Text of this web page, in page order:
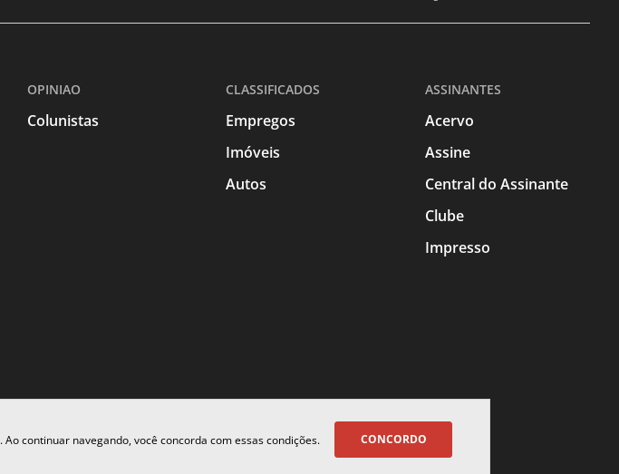
. Ao continuar navegando, você concorda com essas condições. CONCORDO
OPINIAO
Colunistas
CLASSIFICADOS
Empregos
Imóveis
Autos
ASSINANTES
Acervo
Assine
Central do Assinante
Clube
Impresso